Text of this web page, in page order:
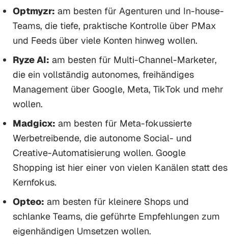
Optmyzr: am besten für Agenturen und In-house-
Teams, die tiefe, praktische Kontrolle über PMax
und Feeds über viele Konten hinweg wollen.
Ryze AI: am besten für Multi-Channel-Marketer,
die ein vollständig autonomes, freihändiges
Management über Google, Meta, TikTok und mehr
wollen.
Madgicx: am besten für Meta-fokussierte
Werbetreibende, die autonome Social- und
Creative-Automatisierung wollen. Google
Shopping ist hier einer von vielen Kanälen statt des
Kernfokus.
Opteo: am besten für kleinere Shops und
schlanke Teams, die geführte Empfehlungen zum
eigenhändigen Umsetzen wollen.